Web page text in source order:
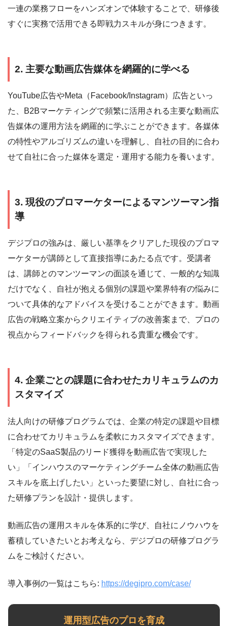
一連の業務フローをハンズオンで体験することで、研修後
すぐに実務で活用できる即戦力スキルが身につきます。
2. 主要な動画広告媒体を網羅的に学べる
YouTube広告やMeta（Facebook/Instagram）広告といっ
た、B2Bマーケティングで頻繁に活用される主要な動画広
告媒体の運用方法を網羅的に学ぶことができます。各媒体
の特性やアルゴリズムの違いを理解し、自社の目的に合わ
せて自社に合った媒体を選定・運用する能力を養います。
3. 現役のプロマーケターによるマンツーマン指
導
デジプロの強みは、厳しい基準をクリアした現役のプロマ
ーケターが講師として直接指導にあたる点です。受講者
は、講師とのマンツーマンの面談を通じて、一般的な知識
だけでなく、自社が抱える個別の課題や業界特有の悩みに
ついて具体的なアドバイスを受けることができます。動画
広告の戦略立案からクリエイティブの改善案まで、プロの
視点からフィードバックを得られる貴重な機会です。
4. 企業ごとの課題に合わせたカリキュラムのカ
スタマイズ
法人向けの研修プログラムでは、企業の特定の課題や目標
に合わせてカリキュラムを柔軟にカスタマイズできます。
「特定のSaaS製品のリード獲得を動画広告で実現した
い」「インハウスのマーケティングチーム全体の動画広告
スキルを底上げしたい」といった要望に対し、自社に合っ
た研修プランを設計・提供します。
動画広告の運用スキルを体系的に学び、自社にノウハウを
蓄積していきたいとお考えなら、デジプロの研修プログラ
ムをご検討ください。
導入事例の一覧はこちら: https://degipro.com/case/
運用型広告のプロを育成